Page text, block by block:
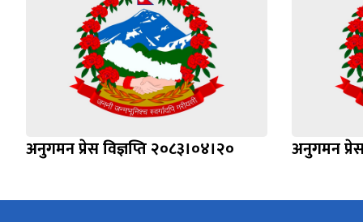
अनुगमन प्रेस विज्ञप्ति २०८३।०४।२० अनुगमन